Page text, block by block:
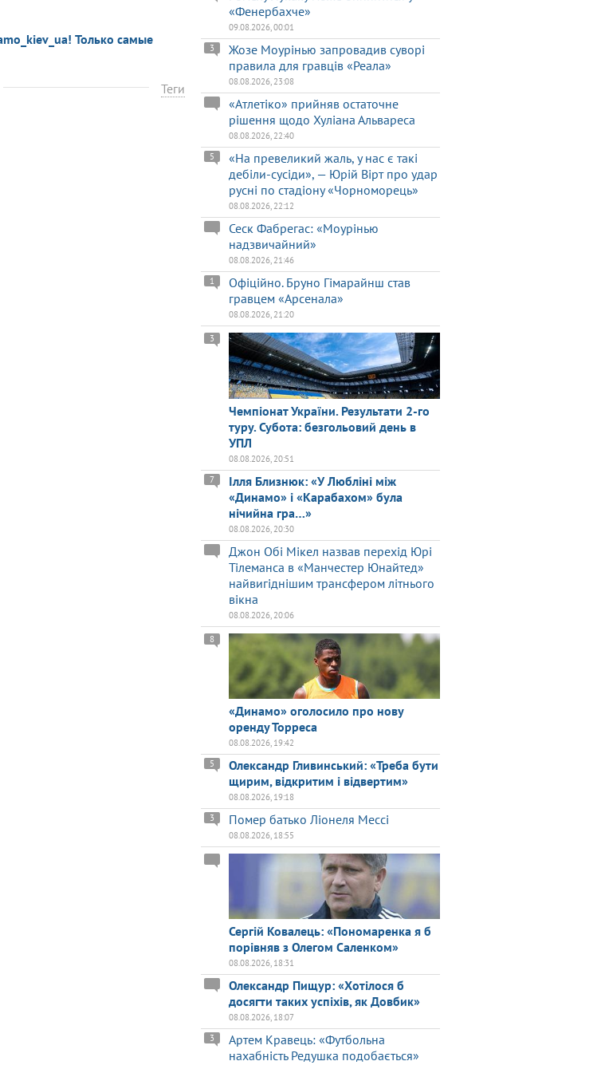
Только самые
Теги
«Фенербахче»
09.08.2026, 00:01
Жозе Моурінью запровадив суворі
правила для гравців «Реала»
3
08.08.2026, 23:08
«Атлетіко» прийняв остаточне
рішення щодо Хуліана Альвареса
08.08.2026, 22:40
«На превеликий жаль, у нас є такі
дебіли-сусіди», — Юрій Вірт про удар
русні по стадіону «Чорноморець»
5
08.08.2026, 22:12
Сеск Фабрегас: «Моурінью
надзвичайний»
08.08.2026, 21:46
Офіційно. Бруно Гімарайнш став
гравцем «Арсенала»
1
08.08.2026, 21:20
Чемпіонат України. Результати 2-го
туру. Субота: безгольовий день в
УПЛ
3
08.08.2026, 20:51
Ілля Близнюк: «У Любліні між
«Динамо» і «Карабахом» була
нічийна гра…»
7
08.08.2026, 20:30
Джон Обі Мікел назвав перехід Юрі
Тілеманса в «Манчестер Юнайтед»
найвигіднішим трансфером літнього
вікна
08.08.2026, 20:06
«Динамо» оголосило про нову
оренду Торреса
8
08.08.2026, 19:42
Олександр Гливинський: «Треба бути
щирим, відкритим і відвертим»
5
08.08.2026, 19:18
Помер батько Ліонеля Мессі
3
08.08.2026, 18:55
Сергій Ковалець: «Пономаренка я б
порівняв з Олегом Саленком»
08.08.2026, 18:31
Олександр Пищур: «Хотілося б
досягти таких успіхів, як Довбик»
08.08.2026, 18:07
Артем Кравець: «Футбольна
нахабність Редушка подобається»
3